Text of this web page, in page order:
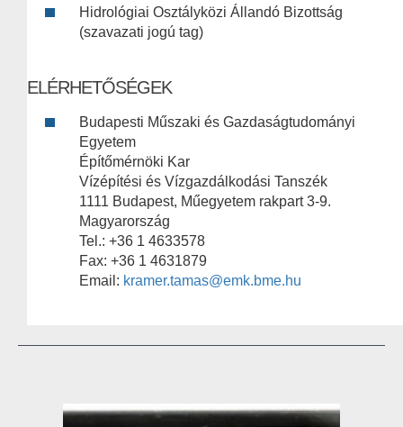
Hidrológiai Osztályközi Állandó Bizottság
(szavazati jogú tag)
ELÉRHETŐSÉGEK
Budapesti Műszaki és Gazdaságtudományi
Egyetem
Építőmérnöki Kar
Vízépítési és Vízgazdálkodási Tanszék
1111 Budapest, Műegyetem rakpart 3-9.
Magyarország
Tel.: +36 1 4633578
Fax: +36 1 4631879
Email: kramer.tamas@emk.bme.hu